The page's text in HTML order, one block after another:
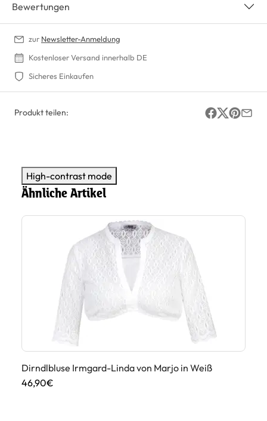
Bewertungen
zur Newsletter-Anmeldung
Kostenloser Versand innerhalb DE
Sicheres Einkaufen
Produkt teilen:
High-contrast mode
Ähnliche Artikel
Dirndlbluse Irmgard-Linda von Marjo in Weiß
46,90€